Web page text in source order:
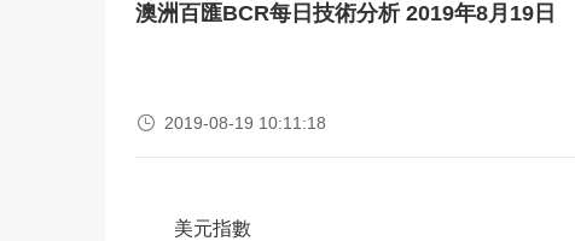
澳洲百匯BCR每日技術分析 2019年8月19日
 2019-08-19 10:11:18
美元指數